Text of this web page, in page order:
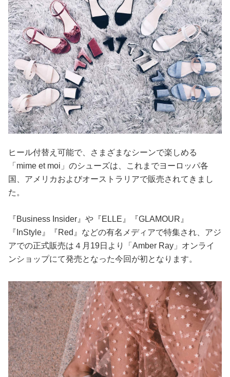
ゲーム
ヒール付替え可能で、さまざまなシーンで楽しめる
「mime et moi」のシューズは、これまでヨーロッパ各
国、アメリカおよびオーストラリアで販売されてきまし
た。
『Business Insider』や『ELLE』『GLAMOUR』
『InStyle』『Red』などの有名メディアで特集され、アジ
アでの正式販売は４月19日より「Amber Ray」オンライ
ンショップにて発売となった今回が初となります。